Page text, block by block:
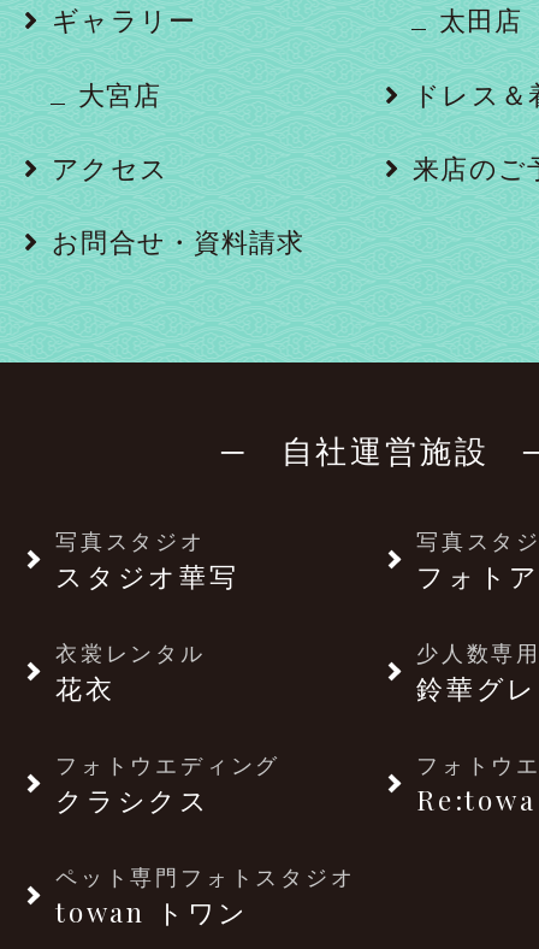
ギャラリー 太田店
大宮店 ドレス＆
アクセス 来店のご
お問合せ・資料請求
─ 自社運営施設
写真スタジオ
スタジオ華写
写真スタ
フォト
衣裳レンタル
花衣
少人数専
鈴華グ
フォトウエディング
クラシクス
フォトウ
Re:towa
ペット専門フォトスタジオ
towan トワン